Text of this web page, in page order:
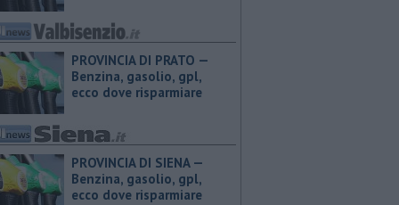
PROVINCIA DI PRATO — ​
Benzina, gasolio, gpl,
ecco dove risparmiare
PROVINCIA DI SIENA — ​
Benzina, gasolio, gpl,
ecco dove risparmiare